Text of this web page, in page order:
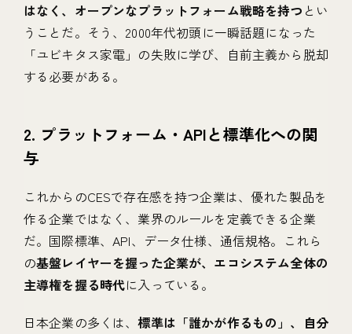
はなく、オープンなプラットフォーム戦略を持つ とい
うことだ。そう、2000年代初頭に一瞬話題になった
「ユビキタス家電」の失敗に学び、自前主義から脱却
する必要がある。
2. プラットフォーム・APIと標準化への関
与
これからのCESで存在感を持つ企業は、優れた製品を
作る企業ではなく、業界のルールを定義できる企業
だ。国際標準、API、データ仕様、通信規格。これら
の基盤レイヤーを握った企業が、エコシステム全体の
主導権を握る時代に入っている。
日本企業の多くは、標準は「誰かが作るもの」、自分